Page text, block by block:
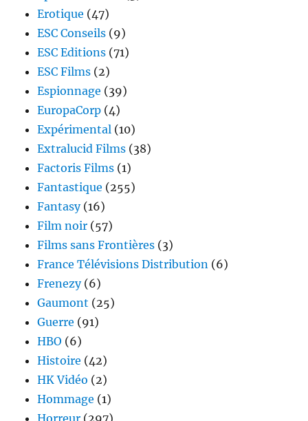
Erotique (47)
ESC Conseils (9)
ESC Editions (71)
ESC Films (2)
Espionnage (39)
EuropaCorp (4)
Expérimental (10)
Extralucid Films (38)
Factoris Films (1)
Fantastique (255)
Fantasy(16)
Film noir (57)
Films sans Frontières (3)
France Télévisions Distribution (6)
Frenezy(6)
Gaumont (25)
Guerre (91)
HBO (6)
Histoire (42)
HK Vidéo (2)
Hommage (1)
Horreur (297)